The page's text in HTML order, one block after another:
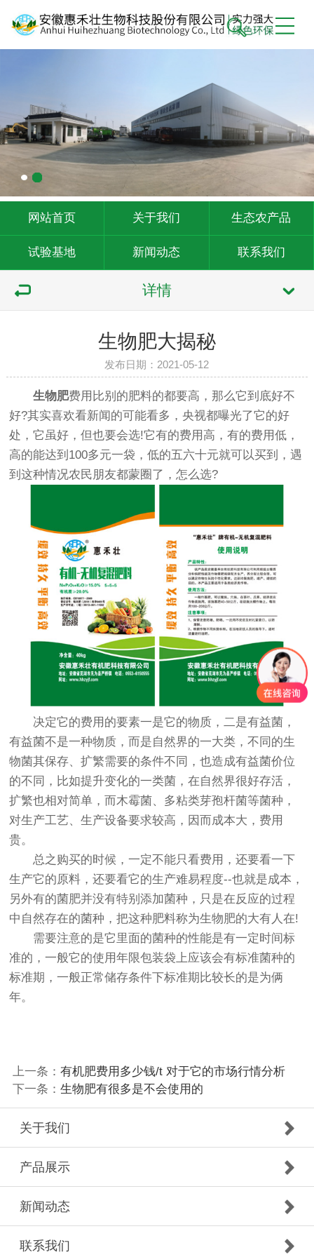
网站首页 关于我们 生态农产品
试验基地 新闻动态 联系我们
详情
生物肥大揭秘
发布日期：2021-05-12
生物肥费用比别的肥料的都要高，那么它到底好不
好?其实喜欢看新闻的可能看多，央视都曝光了它的好
处，它虽好，但也要会选!它有的费用高，有的费用低，
高的能达到100多元一袋，低的五六十元就可以买到，遇
到这种情况农民朋友都蒙圈了，怎么选?
决定它的费用的要素一是它的物质，二是有益菌，
有益菌不是一种物质，而是自然界的一大类，不同的生
物菌其保存、扩繁需要的条件不同，也造成有益菌价位
的不同，比如提升变化的一类菌，在自然界很好存活，
扩繁也相对简单，而木霉菌、多粘类芽孢杆菌等菌种，
对生产工艺、生产设备要求较高，因而成本大，费用
贵。
总之购买的时候，一定不能只看费用，还要看一下
生产它的原料，还要看它的生产难易程度--也就是成本，
另外有的菌肥并没有特别添加菌种，只是在反应的过程
中自然存在的菌种，把这种肥料称为生物肥的大有人在!
需要注意的是它里面的菌种的性能是有一定时间标
准的，一般它的使用年限包装袋上应该会有标准菌种的
标准期，一般正常储存条件下标准期比较长的是为俩
年。
上一条： 有机肥费用多少钱/t 对于它的市场行情分析
下一条： 生物肥有很多是不会使用的
关于我们
产品展示
新闻动态
联系我们